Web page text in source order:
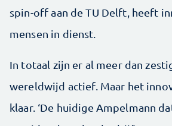
spin-off aan de TU Delft, heeft
mensen in dienst.
In totaal zijn er al meer dan
wereldwijd actief. Maar het
klaar. ‘De huidige Ampelmann